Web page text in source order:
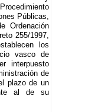
Públicas,
Ordenación
255/1997,
los
vasco de
interpuesto
de
plazo de un
al de su